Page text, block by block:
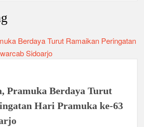
Taklukkan Beragam Ujian, Inilah
Gelar Anjangsana dan Buka
Persaudaraan
Powell dalam Pembinaan
Cekatan” Warnai Pesta Siaga
2026
Berbudi Luhur : Lomba Tingkat I
Pramuka Berdaya Turut
Hari Pramuka ke-63